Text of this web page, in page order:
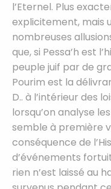
l’Eternel. Plus
explicitement, mais
nombreuses
que, si Pessa’h est
peuple juif par de
Pourim est la
D.. à l’intérieur des
lorsqu’on analyse
semble à première
conséquence de
d’événements
rien n’est laissé au